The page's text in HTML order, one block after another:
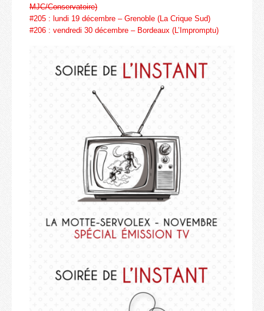
MJC/Conservatoire)
#205 : lundi 19 décembre – Grenoble (La Crique Sud)
#206 : vendredi 30 décembre – Bordeaux (L’Impromptu)